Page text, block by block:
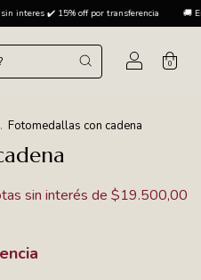
🚚 Envios a todo el país 💳 Hasta 3 cuotas
0
. Fotomedallas con cadena
sin interés de $19.500,00